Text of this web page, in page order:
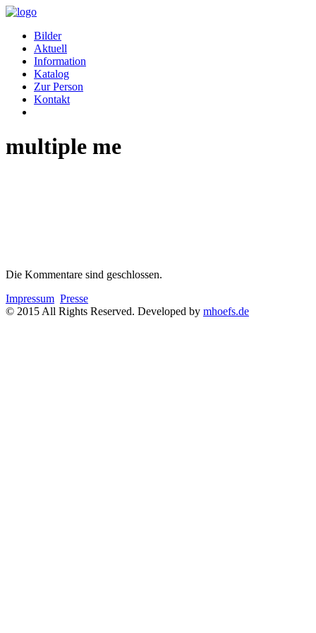
Bilder
Aktuell
Information
Katalog
Zur Person
Kontakt
multiple me
Die Kommentare sind geschlossen.
Impressum Presse
© 2015 All Rights Reserved. Developed by mhoefs.de